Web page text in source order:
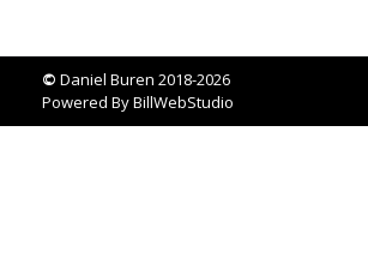
© Daniel Buren 2018-2026
Powered ByBillWebStudio